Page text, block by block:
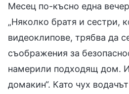
Месец по-късно една
„Няколко братя и сестри,
видеоклипове, трябва да
съображения за
намерили подходящ дом.
домакин“. Като чух